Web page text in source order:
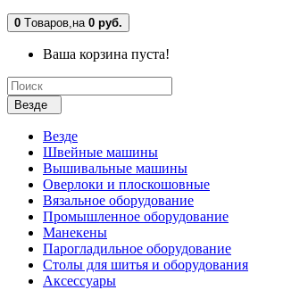
0 Tоваров,на 0 руб.
Ваша корзина пуста!
Везде
Везде
Швейные машины
Вышивальные машины
Оверлоки и плоскошовные
Вязальное оборудование
Промышленное оборудование
Манекены
Парогладильное оборудование
Столы для шитья и оборудования
Аксессуары